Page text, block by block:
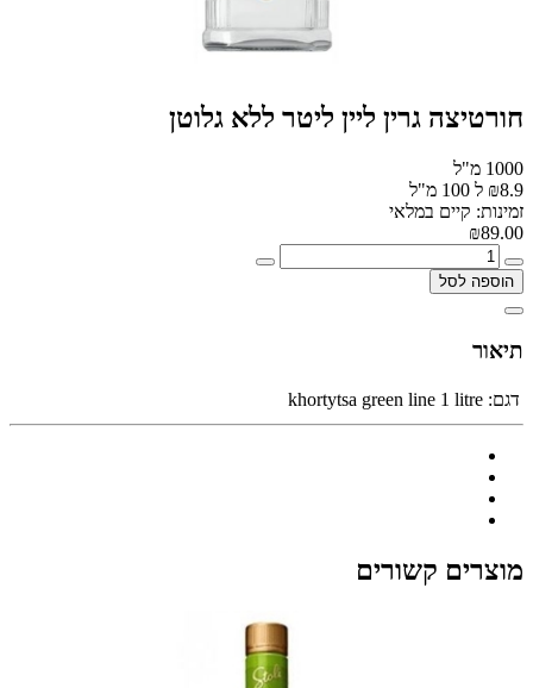
חורטיצה גרין ליין ליטר ללא גלוטן
1000 מ"ל
₪8.9 ל 100 מ"ל
זמינות: קיים במלאי
₪89.00
הוספה לסל
תיאור
דגם: khortytsa green line 1 litre
מוצרים קשורים